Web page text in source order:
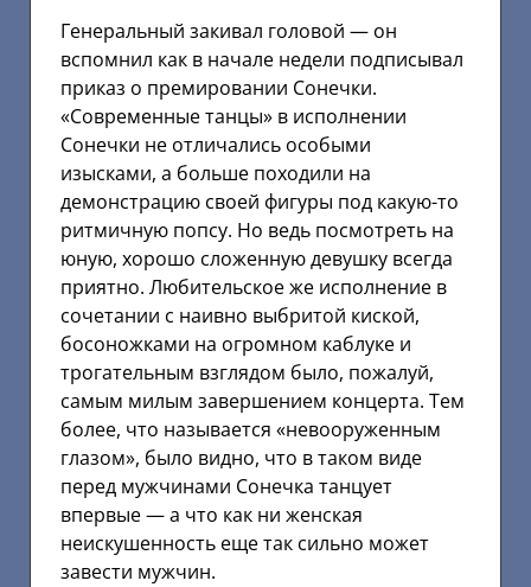
Генеральный закивал головой — он
вспомнил как в начале недели подписывал
приказ о премировании Сонечки.
«Современные танцы» в исполнении
Сонечки не отличались особыми
изысками, а больше походили на
демонстрацию своей фигуры под какую-то
ритмичную попсу. Но ведь посмотреть на
юную, хорошо сложенную девушку всегда
приятно. Любительское же исполнение в
сочетании с наивно выбритой киской,
босоножками на огромном каблуке и
трогательным взглядом было, пожалуй,
самым милым завершением концерта. Тем
более, что называется «невооруженным
глазом», было видно, что в таком виде
перед мужчинами Сонечка танцует
впервые — а что как ни женская
неискушенность еще так сильно может
завести мужчин.